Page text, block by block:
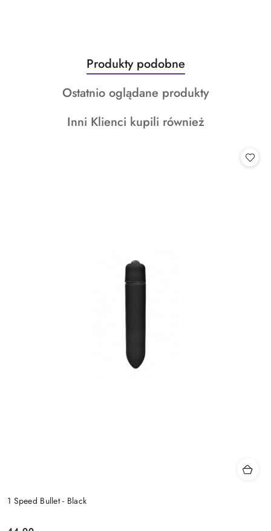
Pomiń karuzelę produktów
Produkty
o
statusie:
Produkty podobne
Produkty
statusie:
Ostatnio oglądane produkty
Produkty
Inni Klienci kupili również
1 Speed Bullet - Black